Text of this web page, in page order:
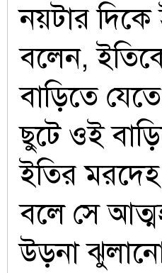
নয়টার
বলেন,
বাড়িতে
ছুটে ওই
ইতির
বলে সে
উড়না